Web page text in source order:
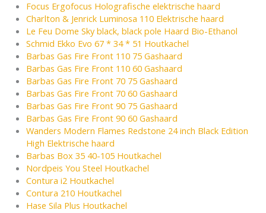
Focus Ergofocus Holografische elektrische haard
Charlton & Jenrick Luminosa 110 Elektrische haard
Le Feu Dome Sky black, black pole Haard Bio-Ethanol
Schmid Ekko Evo 67 * 34 * 51 Houtkachel
Barbas Gas Fire Front 110 75 Gashaard
Barbas Gas Fire Front 110 60 Gashaard
Barbas Gas Fire Front 70 75 Gashaard
Barbas Gas Fire Front 70 60 Gashaard
Barbas Gas Fire Front 90 75 Gashaard
Barbas Gas Fire Front 90 60 Gashaard
Wanders Modern Flames Redstone 24 inch Black Edition
High Elektrische haard
Barbas Box 35 40-105 Houtkachel
Nordpeis You Steel Houtkachel
Contura i2 Houtkachel
Contura 210 Houtkachel
Hase Sila Plus Houtkachel